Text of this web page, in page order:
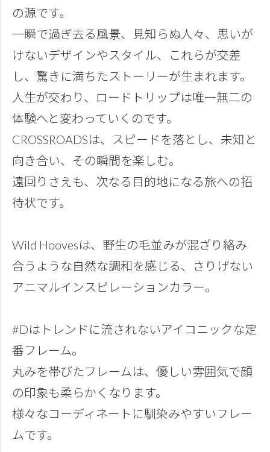
の源です。
一瞬で過ぎ去る風景、見知らぬ人々、思いが
けないデザインやスタイル、これらが交差
し、驚きに満ちたストーリーが生まれます。
人生が交わり、ロードトリップは唯一無二の
体験へと変わっていくのです。
CROSSROADSは、スピードを落とし、未知と
向き合い、その瞬間を楽しむ。
遠回りさえも、次なる目的地になる旅への招
待状です。
Wild Hoovesは、野生の毛並みが混ざり絡み
合うような自然な調和を感じる、さりげない
アニマルインスピレーションカラー。
#Dはトレンドに流されないアイコニックな定
番フレーム。
丸みを帯びたフレームは、優しい雰囲気で顔
の印象も柔らかくなります。
様々なコーディネートに馴染みやすいフレー
ムです。